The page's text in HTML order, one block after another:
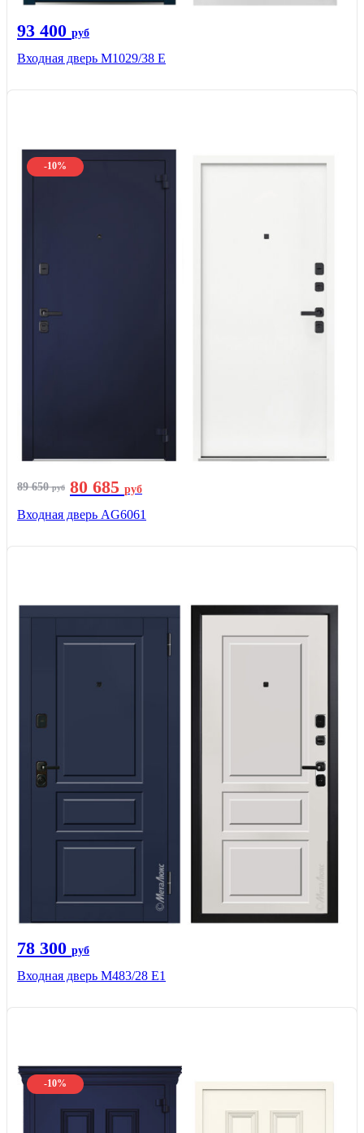
93 400 руб
Входная дверь М1029/38 E
-10%
89 650руб 80 685 руб
Входная дверь AG6061
78 300 руб
Входная дверь М483/28 Е1
-10%